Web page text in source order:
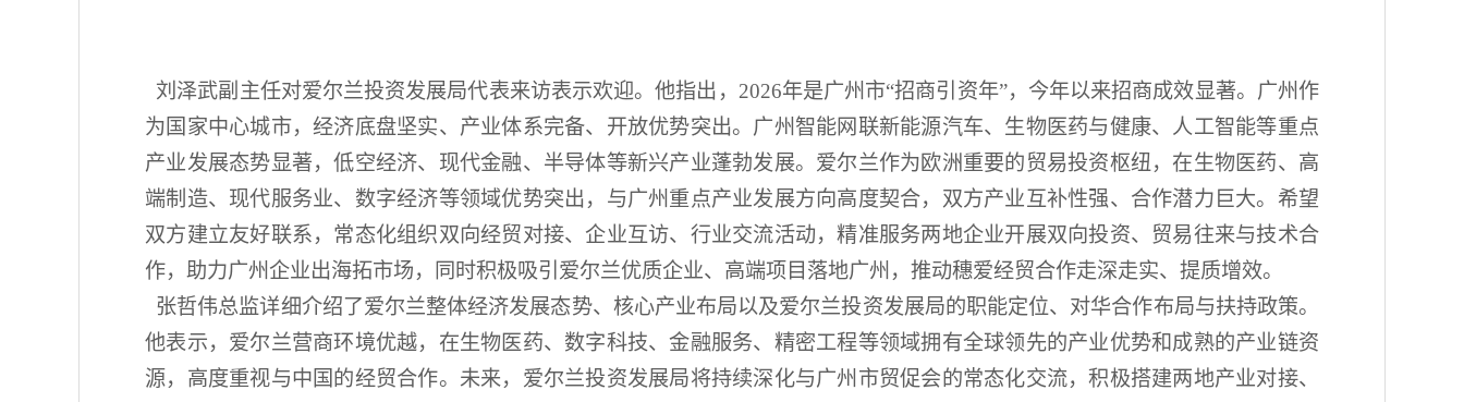
刘泽武副主任对爱尔兰投资发展局代表来访表示欢迎。他指出，2026年是广州市“招商引资年”，今年以来招商成效显著。广州作
为国家中心城市，经济底盘坚实、产业体系完备、开放优势突出。广州智能网联新能源汽车、生物医药与健康、人工智能等重点
产业发展态势显著，低空经济、现代金融、半导体等新兴产业蓬勃发展。爱尔兰作为欧洲重要的贸易投资枢纽，在生物医药、高
端制造、现代服务业、数字经济等领域优势突出，与广州重点产业发展方向高度契合，双方产业互补性强、合作潜力巨大。希望
双方建立友好联系，常态化组织双向经贸对接、企业互访、行业交流活动，精准服务两地企业开展双向投资、贸易往来与技术合
作，助力广州企业出海拓市场，同时积极吸引爱尔兰优质企业、高端项目落地广州，推动穗爱经贸合作走深走实、提质增效。
张哲伟总监详细介绍了爱尔兰整体经济发展态势、核心产业布局以及爱尔兰投资发展局的职能定位、对华合作布局与扶持政策。
他表示，爱尔兰营商环境优越，在生物医药、数字科技、金融服务、精密工程等领域拥有全球领先的产业优势和成熟的产业链资
源，高度重视与中国的经贸合作。未来，爱尔兰投资发展局将持续深化与广州市贸促会的常态化交流，积极搭建两地产业对接、